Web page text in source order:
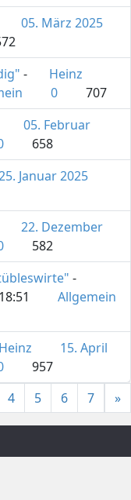
05. März 2025
-
Heinz
0
707
05. Februar
658
Januar 2025
22. Dezember
582
-
18:51
Allgemein
Heinz
15. April
957
4 5 6 7 »